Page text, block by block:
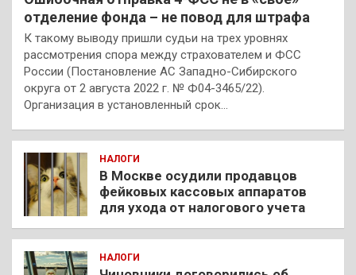
отделение фонда – не повод для штрафа
К такому выводу пришли судьи на трех уровнях
рассмотрения спора между страхователем и ФСС
России (Постановление АС Западно-Сибирского
округа от 2 августа 2022 г. № Ф04-3465/22).
Организация в установленный срок…
НАЛОГИ
В Москве осудили продавцов
фейковых кассовых аппаратов
для ухода от налогового учета
НАЛОГИ